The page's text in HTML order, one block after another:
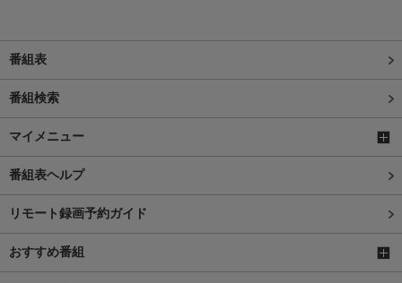
番組表
番組検索
マイメニュー
番組表ヘルプ
リモート録画予約ガイド
おすすめ番組